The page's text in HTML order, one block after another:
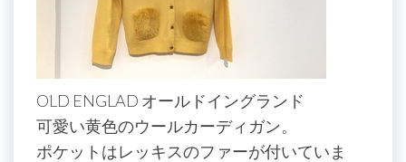
OLD ENGLAD オールドイングランド
可愛い黄色のウールカーディガン。
ポケットはレッキスのファーが付いていま